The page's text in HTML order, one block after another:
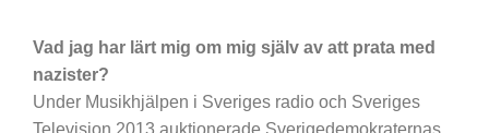
Vad jag har lärt mig om mig själv av att prata med
nazister?
Under Musikhjälpen i Sveriges radio och Sveriges